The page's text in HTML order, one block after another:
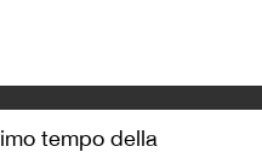
tempo della